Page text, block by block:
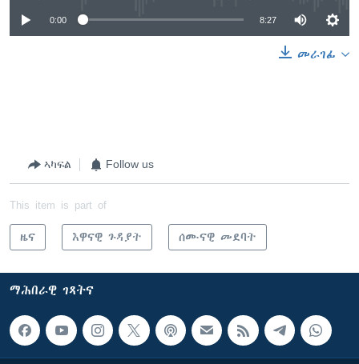
0:00 8:27
መራገፊ
ኣካፍል Follow us
This item is part of
ዜና እዋናዊ ጉዳያት ሰሙናዊ መደባት
ማሕበራዊ ገጻትና